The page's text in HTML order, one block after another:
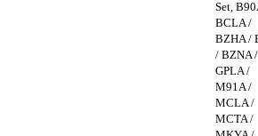
Set,
BCLA /
BZHA /
/ BZNA /
GPLA /
M91A /
MCLA /
MCTA /